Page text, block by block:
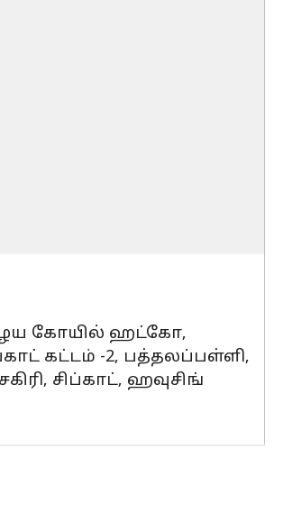
கோயில் ஹட்கோ,
கட்டம் -2, பத்தலப்பள்ளி,
சிப்காட், ஹவுசிங்